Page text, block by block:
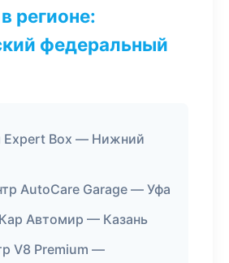
регионе:
федеральный
Expert Box — Нижний
AutoCare Garage — Уфа
Автомир — Казань
V8 Premium —